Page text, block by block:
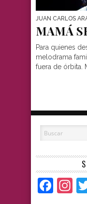
JUAN CARLOS
MAMÁ
Para quienes
melodrama
fuera de órbita.